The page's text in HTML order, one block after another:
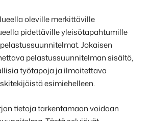
oleville merkittäville
pidettäville yleisötapahtumille
Jokaisen
pelastussuunnitelman sisältö,
työtapoja ja ilmoitettava
esimiehelleen.
tietoja tarkentamaan voidaan